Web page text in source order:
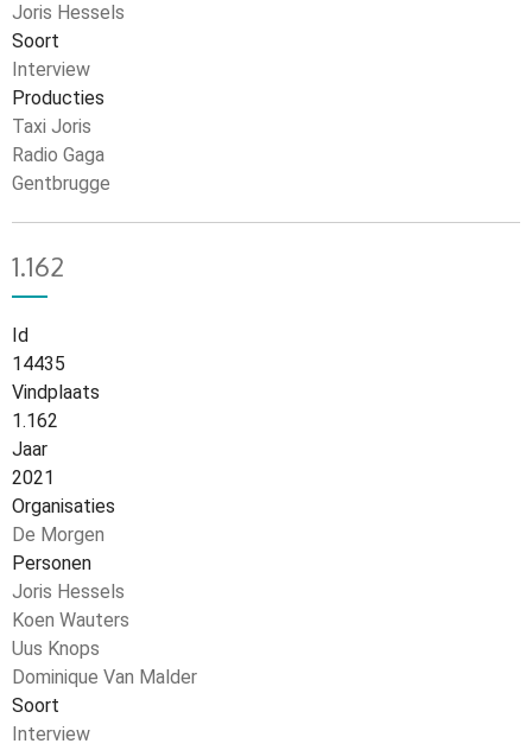
Joris Hessels
Soort
Interview
Producties
Taxi Joris
Radio Gaga
Gentbrugge
1.162
Id
14435
Vindplaats
1.162
Jaar
2021
Organisaties
De Morgen
Personen
Joris Hessels
Koen Wauters
Uus Knops
Dominique Van Malder
Soort
Interview